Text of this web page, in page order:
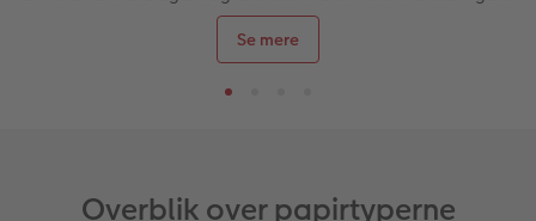
Se mere
Overblik over papirtyperne